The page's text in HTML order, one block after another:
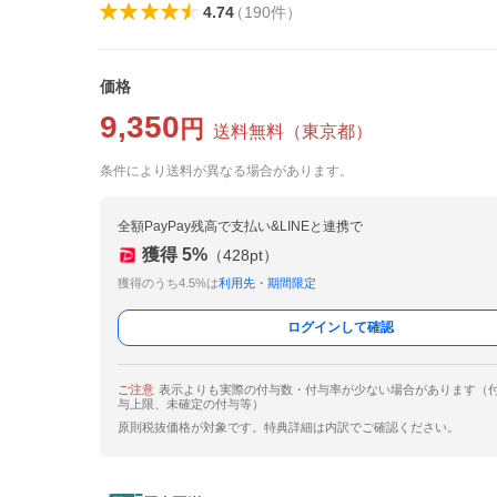
4.74（190件）
価格
9,350 円 送料無料 （東京都）
条件により送料が異なる場合があります。
全額PayPay残高で支払い&LINEと連携で
獲得 5% （428pt）
獲得のうち4.5%は利用先・期間限定
ログインして確認
ご注意 表示よりも実際の付与数・付与率が少ない場合があります（
与上限、未確定の付与等）
原則税抜価格が対象です。特典詳細は内訳でご確認ください。